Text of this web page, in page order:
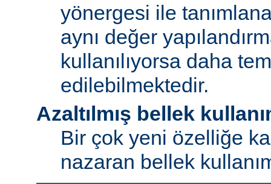
yönergesi ile
aynı değer
kullanılıyorsa daha
edilebilmektedir.
Azaltılmış bellek
Bir çok yeni özelliğe
nazaran bellek